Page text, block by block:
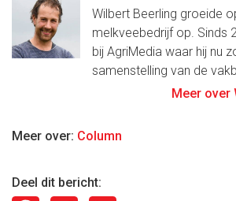
Wilbert Beerling groeide
melkveebedrijf op. Sinds
bij AgriMedia waar hij nu
samenstelling van de
Meer over
Meer over: Column
Deel dit bericht: